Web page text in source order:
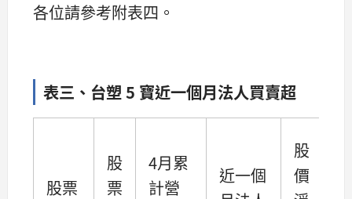
各位請參考附表四。
表三、台塑 5 寶近一個月法人買賣超
股票
股
票
4月累
計營
近一個
股
價